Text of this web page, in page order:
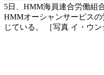
5日、HMM海員連合労働組
HMMオーシャンサービス
じている。 ［写真 イ・ウン